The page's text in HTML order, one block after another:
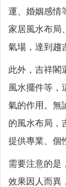
運、婚姻感情
家居風水布局
氣場，達到趨
此外，吉祥閣
風水擺件等，
氣的作用。無
的風水布局，
提供專業、個
需要注意的是
效果因人而異